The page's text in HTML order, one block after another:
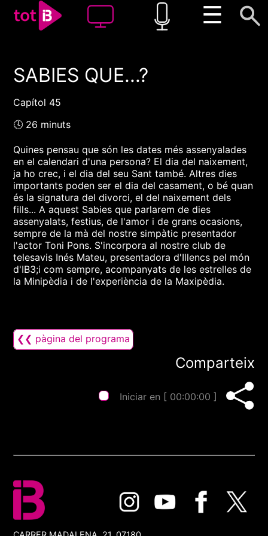
☰
00:00 00:00
SABIES QUE...?
Capítol 45
🕓 26 minuts
Quines pensau que són les dates més assenyalades
en el calendari d'una persona? El dia del naixement,
ja ho crec, i el dia del seu Sant també. Altres dies
importants poden ser el dia del casament, o bé quan
és la signatura del divorci, el del naixement dels
fills... A aquest Sabies que parlarem de dies
assenyalats, festius, de l'amor i de grans ocasions,
sempre de la mà del nostre simpàtic presentador
l'actor Toni Pons. S'incorpora al nostre club de
telesavis Inés Mateu, presentadora d'Illencs pel món
d'IB3;i com sempre, acompanyats de les estrelles de
la Minipèdia i de l'experiència de la Maxipèdia.
❮❮ pàgina del programa
Comparteix
Iniciar en [ 00:00:00 ]